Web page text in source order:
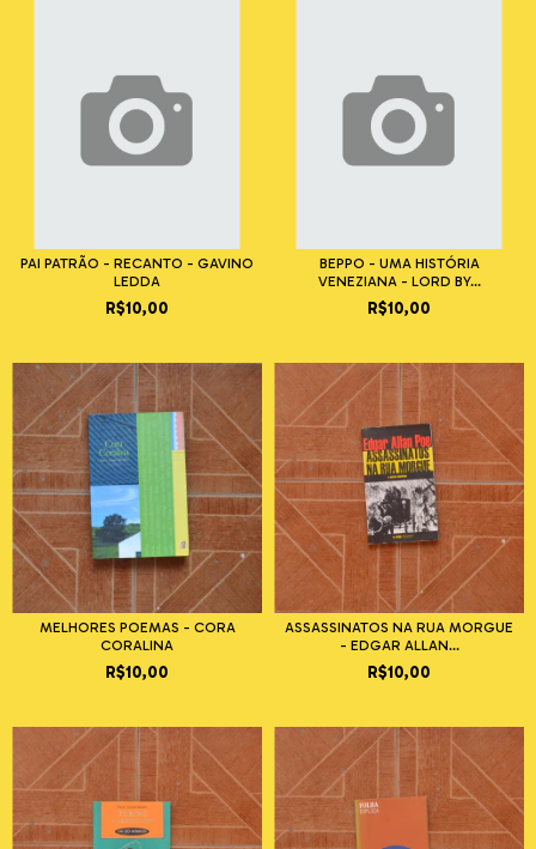
PAI PATRÃO - RECANTO - GAVINO
LEDDA
R$10,00
BEPPO - UMA HISTÓRIA
VENEZIANA - LORD BY...
R$10,00
MELHORES POEMAS - CORA
CORALINA
R$10,00
ASSASSINATOS NA RUA MORGUE
- EDGAR ALLAN...
R$10,00